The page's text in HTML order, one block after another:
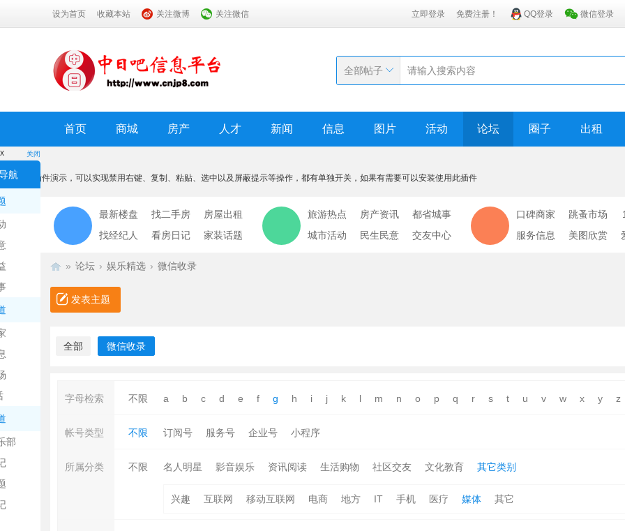
设为首页 收藏本站 关注微博 关注微信 立即登录 免费注册！ QQ登录 微信登录
全部帖子
首页 商城 房产 人才 新闻 信息 图片 活动 论坛 圈子 出租
关闭
航
部
x
本功能为插件演示，可以实现禁用右键、复制、粘贴、选中以及屏蔽提示等操作，都有单独开关，如果有需要可以安装使用此插件
我知道了
最新楼盘 找二手房
房屋出租
找经纪人
看房日记 家装话题
旅游热点 房产资讯
都省城事
城市活动
民生民意 交友中心
口碑商家 跳蚤市场
服务信息
美图欣赏
» 论坛 › 娱乐精选 › 微信收录
发表主题
全部 微信收录
字母检索 不限 a b c d e f g h i j k l m n o p q r s t u v w x y z
帐号类型 不限 订阅号 服务号 企业号 小程序
所属分类 不限 名人明星 影音娱乐 资讯阅读 生活购物 社区交友 文化教育 其它类别
兴趣 互联网 移动互联网 电商 地方 IT 手机 医疗 媒体 其它